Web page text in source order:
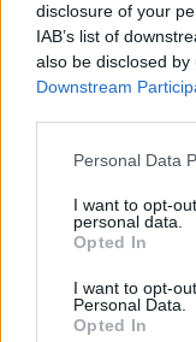
disclosure of your
IAB’s list of
also be disclosed
Downstream
Please note that
not limited to your
grant or deny
use your data for
consent section.
Personal Data
I want to opt-
personal data.
Opted In
I want to opt-
Personal Data.
Opted In
Evento de
internacionales y